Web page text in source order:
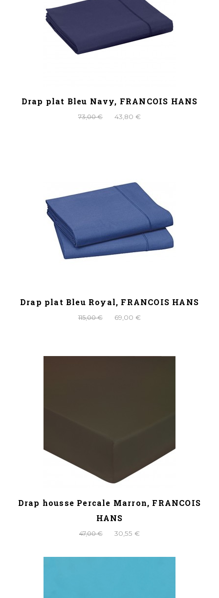
Drap plat Bleu Navy, FRANCOIS HANS
73,00 € 43,80 €
Drap plat Bleu Royal, FRANCOIS HANS
115,00 € 69,00 €
Drap housse Percale Marron, FRANCOIS
HANS
47,00 € 30,55 €